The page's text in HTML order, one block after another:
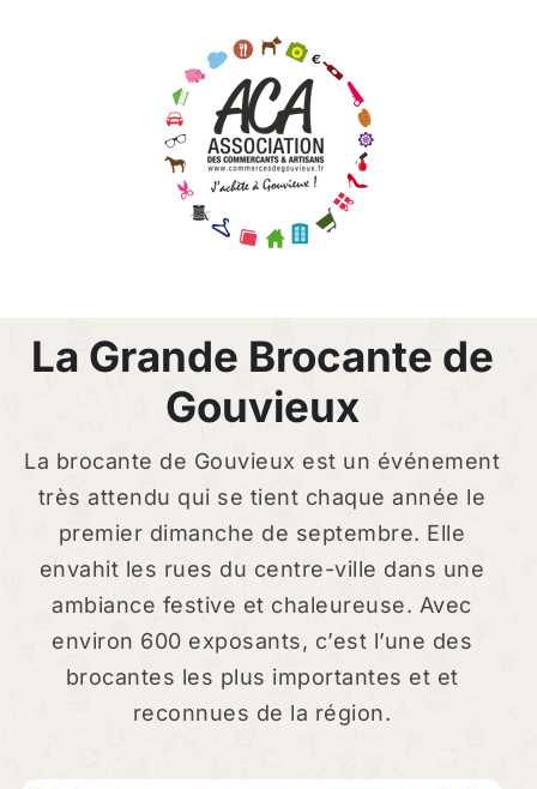
La Grande Brocante de
Gouvieux
La brocante de Gouvieux est un événement
très attendu qui se tient chaque année le
premier dimanche de septembre. Elle
envahit les rues du centre-ville dans une
ambiance festive et chaleureuse. Avec
environ 600 exposants, c’est l’une des
brocantes les plus importantes et et
reconnues de la région.